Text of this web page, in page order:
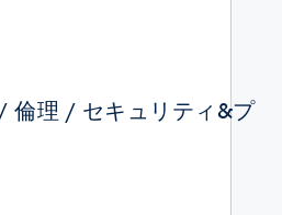
倫理 / セキュリティ&プ